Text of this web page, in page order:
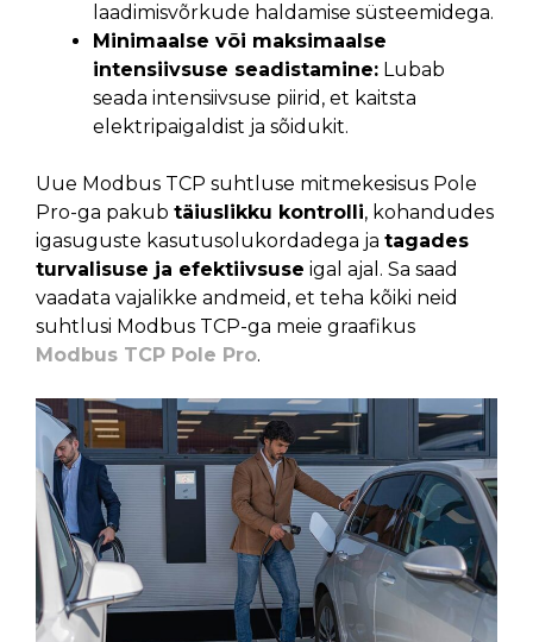
laadimisvõrkude haldamise süsteemidega.
Minimaalse või maksimaalse
intensiivsuse seadistamine: Lubab
seada intensiivsuse piirid, et kaitsta
elektripaigaldist ja sõidukit.
Uue Modbus TCP suhtluse mitmekesisus Pole
Pro-ga pakub täiuslikku kontrolli, kohandudes
igasuguste kasutusolukordadega ja tagades
turvalisuse ja efektiivsuse igal ajal. Sa saad
vaadata vajalikke andmeid, et teha kõiki neid
suhtlusi Modbus TCP-ga meie graafikus
Modbus TCP Pole Pro.